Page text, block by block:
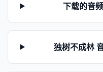
下载的音
独树不成林